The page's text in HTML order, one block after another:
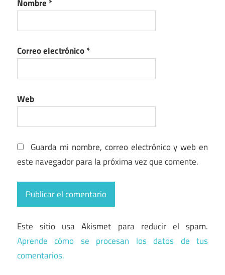
Nombre *
Correo electrónico*
Web
Guarda mi nombre, correo electrónico y web en
este navegador para la próxima vez que comente.
Este sitio usa Akismet para reducir el spam.
Aprende cómo se procesan los datos de tus
comentarios.